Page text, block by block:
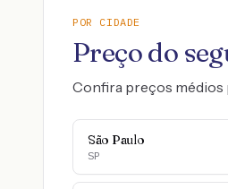
POR CIDADE
Preço do
Confira preços médios
São Paulo
SP